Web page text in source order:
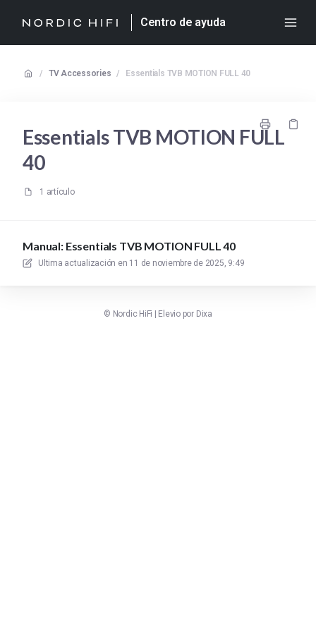
Centro de ayuda
/ TV Accessories / Essentials TVB MOTION FULL 40
Essentials TVB MOTION FULL
40
1 artículo
Manual: Essentials TVB MOTION FULL 40
Ultima actualización en 11 de noviembre de 2025, 9:49
© Nordic HiFi Elevio por Dixa